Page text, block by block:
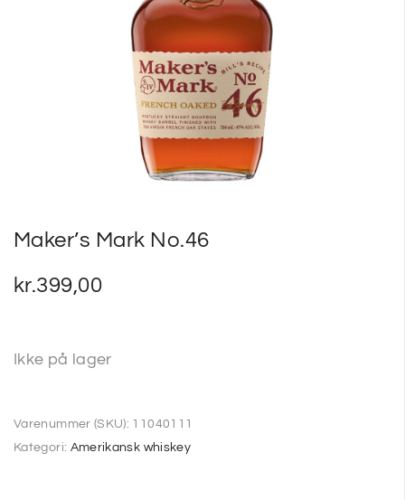
Maker’s Mark No.46
kr.399,00
Ikke på lager
Varenummer (SKU): 11040111
Kategori: Amerikansk whiskey